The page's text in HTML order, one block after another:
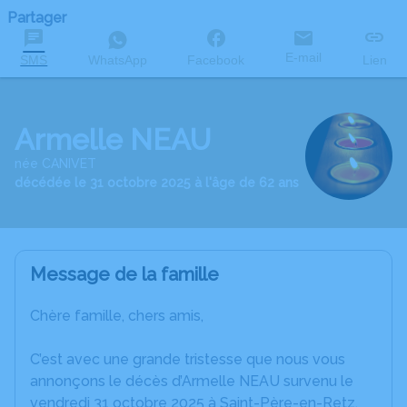
Partager
SMS WhatsApp Facebook E-mail Lien
Armelle NEAU
née CANIVET
décédée le 31 octobre 2025 à l'âge de 62 ans
Message de la famille
Chère famille, chers amis,
C’est avec une grande tristesse que nous vous
annonçons le décès d’Armelle NEAU survenu le
vendredi 31 octobre 2025 à Saint-Père-en-Retz.